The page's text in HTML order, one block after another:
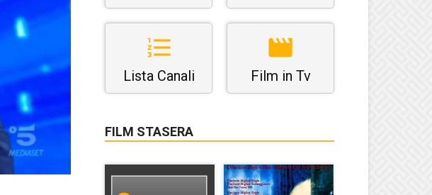
Lista Canali Film in Tv
FILM STASERA